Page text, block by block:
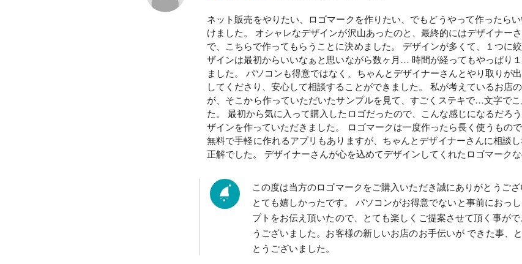
ネット販売をやりたい、ロゴマークを作りたい、でもどうやって作ったら
けました。 オシャレなデザインが沢山あったのと、最終的にはデザイナー
で、こちらで作ってもらうことに決めました。 デザインが多くて、１つに
ザインは最初からいいなぁと思いながら数ヶ月… 時間が経ってもやっぱり
ました。 パソコンも得意ではなく、ちゃんとデザイナーさんとやり取りが
してくださり、安心して相談することができました。 私が考えているお店
が、そこから作っていただいたサンプルを見て、すごくステキで…文字で
た。 最初から気に入って購入したロゴだったので、こんな感じになるだろ
ザインを作っていただきました。 ロゴマークは一度作ったら長く使うもの
無料で手軽に作れるアプリもありますが、ちゃんとデザイナーさんに相談
正解でした。 デザイナーさんが心を込めてデザインしてくれたロゴマーク
この度は当方のロゴマークをご購入いただき誠にありがとうご
とても嬉しかったです。 パソコンがお得意でないと事前におっ
プトをお伝え頂いたので、とても楽しくご提案させて頂く事が
うございました。お客様の新しいお店のお手伝いが できた事
とうございました。